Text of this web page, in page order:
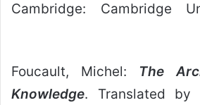
Cambridge: Cambridge
The
Knowledge. Translated by